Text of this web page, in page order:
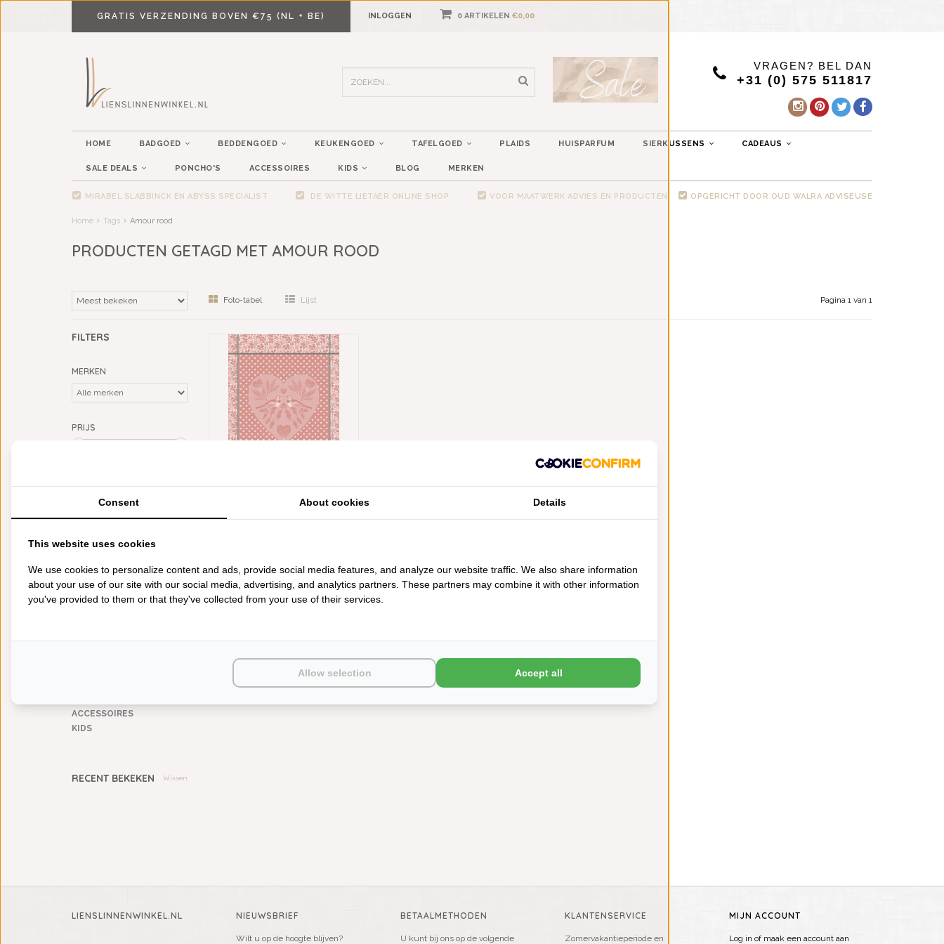
GRATIS VERZENDING BOVEN €75 (NL + BE) INLOGGEN 0 ARTIKELEN €0,00
VRAGEN? BEL DAN
+31 (0) 575 511817
HOME BADGOED BEDDENGOED KEUKENGOED TAFELGOED PLAIDS HUISPARFUM SIERKUSSENS CADEAUS
SALE DEALS PONCHO'S ACCESSOIRES KIDS BLOG MERKEN
MIRABEL SLABBINCK EN ABYSS SPECIALIST DE WITTE LIETAER ONLINE SHOP VOOR MAATWERK ADVIES EN PRODUCTEN OPGERICHT DOOR OUD WALRA ADVISEUSE
Home Tags Amour rood
PRODUCTEN GETAGD MET AMOUR ROOD
Foto-tabel Lijst Pagina 1 van 1
FILTERS
MERKEN
PRIJS
KLEUR
rood(1)
CATEGORIEËN
BADGOED
BEDDENGOED
KEUKENGOED
HUISPARFUM
ACCESSOIRES
KIDS
RECENT BEKEKEN Wissen
LE JACQUARD FRANÇAIS
€17,95
LIENSLINNENWINKEL.NL NIEUWSBRIEF
Wilt u op de hoogte blijven?
BETAALMETHODEN
U kunt bij ons op de volgende
KLANTENSERVICE
Zomervakantieperiode en
MIJN ACCOUNT
Log in of maak een account aan
Consent About cookies Details
This website uses cookies
We use cookies to personalize content and ads, provide social media features, and analyze our website traffic. We also share information
about your use of our site with our social media, advertising, and analytics partners. These partners may combine it with other information
you've provided to them or that they've collected from your use of their services.
Allow selection Accept all